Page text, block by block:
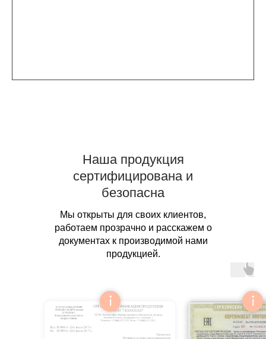
Наша продукция
сертифицирована и
безопасна
Мы открыты для своих клиентов,
работаем прозрачно и расскажем о
документах к производимой нами
продукцией.